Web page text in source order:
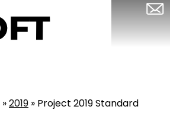
»2019 » Project 2019 Standard